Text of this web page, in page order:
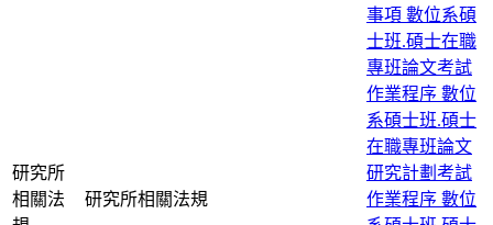
研究所
相關法
研究所相關法規
事項 數位系碩
士班.碩士在職
專班論文考試
作業程序 數位
系碩士班.碩士
在職專班論文
研究計劃考試
作業程序 數位